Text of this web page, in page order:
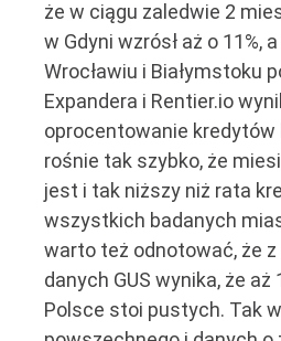
że w ciągu zaledwie 2
w Gdyni wzrósł aż o 11%,
Wrocławiu i Białymstoku
Expandera i Rentier.io
oprocentowanie
rośnie tak szybko, że
jest i tak niższy niż rata
wszystkich badanych
warto też odnotować, że
danych GUS wynika, że
Polsce stoi pustych. Tak